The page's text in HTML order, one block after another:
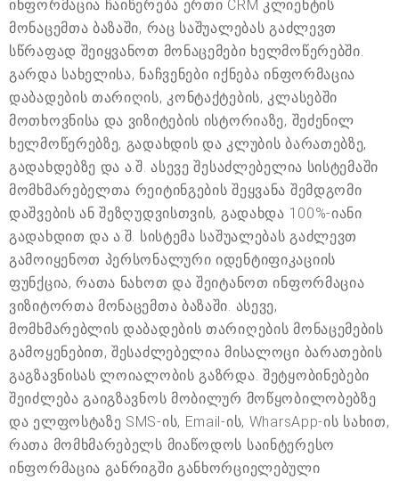
ინფორმაცია ჩაიწერება ერთი CRM კლიენტის
მონაცემთა ბაზაში, რაც საშუალებას გაძლევთ
სწრაფად შეიყვანოთ მონაცემები ხელმოწერებში.
გარდა სახელისა, ნაჩვენები იქნება ინფორმაცია
დაბადების თარიღის, კონტაქტების, კლასებში
მოთხოვნისა და ვიზიტების ისტორიაზე, შეძენილ
ხელმოწერებზე, გადახდის და კლუბის ბარათებზე,
გადახდებზე და ა.შ. ასევე შესაძლებელია სისტემაში
მომხმარებელთა რეიტინგების შეყვანა შემდგომი
დაშვების ან შეზღუდვისთვის, გადახდა 100%-იანი
გადახდით და ა.შ. სისტემა საშუალებას გაძლევთ
გამოიყენოთ პერსონალური იდენტიფიკაციის
ფუნქცია, რათა ნახოთ და შეიტანოთ ინფორმაცია
ვიზიტორთა მონაცემთა ბაზაში. ასევე,
მომხმარებლის დაბადების თარიღების მონაცემების
გამოყენებით, შესაძლებელია მისალოცი ბარათების
გაგზავნისას ლოიალობის გაზრდა. შეტყობინებები
შეიძლება გაიგზავნოს მობილურ მოწყობილობებზე
და ელფოსტაზე SMS-ის, Email-ის, WharsApp-ის სახით,
რათა მომხმარებელს მიაწოდოს საინტერესო
ინფორმაცია განრიგში განხორციელებული